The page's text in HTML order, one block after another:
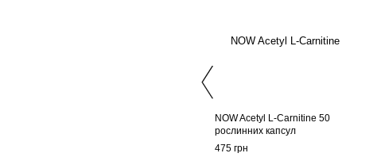
NOW Acetyl L-Carnitine 50
рослинних капсул
475 грн